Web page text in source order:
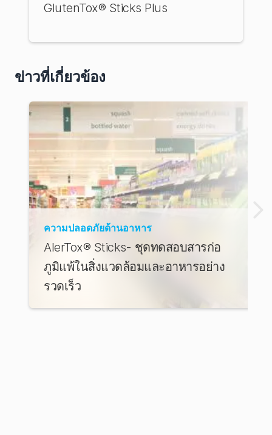
GlutenTox® Sticks Plus
ข่าวที่เกี่ยวข้อง
ความปลอดภัยด้านอาหาร
AlerTox® Sticks- ชุดทดสอบสารก่อ
ภูมิแพ้ในสิ่งแวดล้อมและอาหารอย่าง
รวดเร็ว